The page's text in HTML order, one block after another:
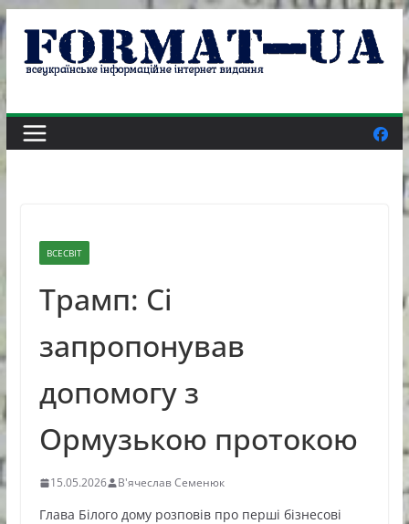
Skip
content
ВСЕСВІТ
Трамп: Сі
запропонував
допомогу з
Ормузькою протокою
15.05.2026 В'ячеслав Семенюк
Глава Білого дому розповів про перші бізнесові